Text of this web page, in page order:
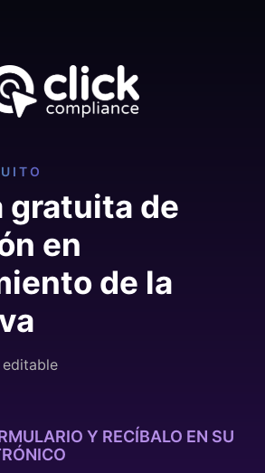
gratuita de
en
de la
Y RECÍBALO EN SU